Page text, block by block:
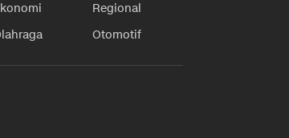
Regional
Otomotif